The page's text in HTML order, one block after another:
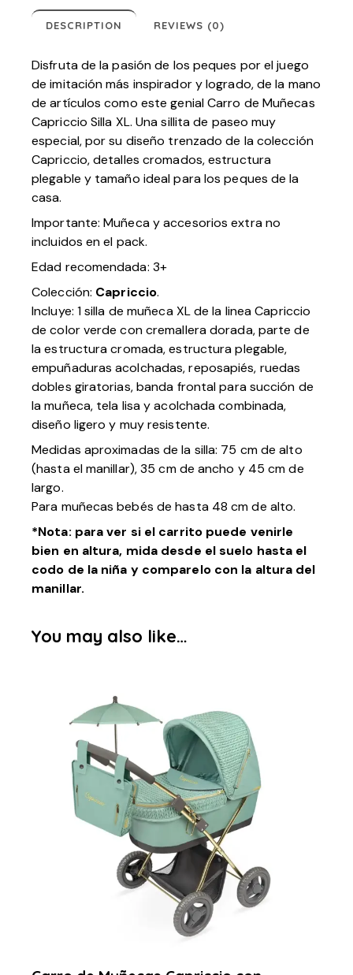
DESCRIPTION REVIEWS (0)
Disfruta de la pasión de los peques por el juego
de imitación más inspirador y logrado, de la mano
de artículos como este genial Carro de Muñecas
Capriccio Silla XL. Una sillita de paseo muy
especial, por su diseño trenzado de la colección
Capriccio, detalles cromados, estructura
plegable y tamaño ideal para los peques de la
casa.
Importante: Muñeca y accesorios extra no
incluidos en el pack.
Edad recomendada: 3+
Colección: Capriccio.
Incluye: 1 silla de muñeca XL de la linea Capriccio
de color verde con cremallera dorada, parte de
la estructura cromada, estructura plegable,
empuñaduras acolchadas, reposapiés, ruedas
dobles giratorias, banda frontal para succión de
la muñeca, tela lisa y acolchada combinada,
diseño ligero y muy resistente.
Medidas aproximadas de la silla: 75 cm de alto
(hasta el manillar), 35 cm de ancho y 45 cm de
largo.
Para muñecas bebés de hasta 48 cm de alto.
*Nota: para ver si el carrito puede venirle
bien en altura, mida desde el suelo hasta el
codo de la niña y comparelo con la altura del
manillar.
You may also like…